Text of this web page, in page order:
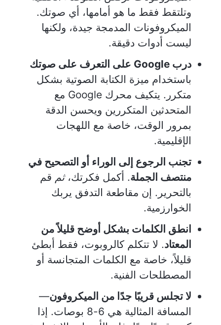
وتلتقط فقط ما هو أمامها، أي صوتك.
الميكروفونات المدمجة جيدة، ولكنها
ليست أدوات دقيقة.
درب Google على التعرف على صوتك
باستخدام ميزة الكتابة الصوتية بشكل
متكرر. يتكيف محرك Google مع
المتحدثين المتكررين ويحسن الدقة
بمرور الوقت، خاصة مع اللهجات
الإقليمية.
تجنب الرجوع إلى الوراء أو التصحيح في
منتصف الجملة. أكمل فكرتك،ثم قم
بالتحرير. إن مقاطعة التدفق يربك
الخوارزمية.
انطق الكلمات بشكل أوضح قليلاً من
المعتاد. لا تتكلم كالروبوت، فقط أبطئ
قليلاً، خاصة مع الكلمات المتجانسة أو
المصطلحات الفنية.
لا تجلس قريبًا جدًا من الميكروفون—
المسافة المثالية هي 6-8 بوصات. إذا